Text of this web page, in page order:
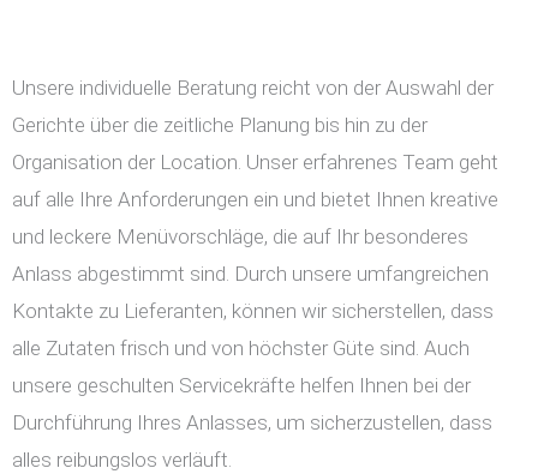
Unsere individuelle Beratung reicht von der Auswahl der
Gerichte über die zeitliche Planung bis hin zu der
Organisation der Location. Unser erfahrenes Team geht
auf alle Ihre Anforderungen ein und bietet Ihnen kreative
und leckere Menüvorschläge, die auf Ihr besonderes
Anlass abgestimmt sind. Durch unsere umfangreichen
Kontakte zu Lieferanten, können wir sicherstellen, dass
alle Zutaten frisch und von höchster Güte sind. Auch
unsere geschulten Servicekräfte helfen Ihnen bei der
Durchführung Ihres Anlasses, um sicherzustellen, dass
alles reibungslos verläuft.